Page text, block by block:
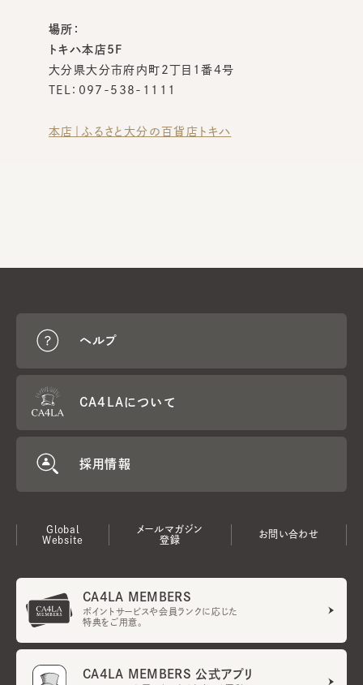
場所：
トキハ本店5F
大分県大分市府内町2丁目1番4号
TEL：097-538-1111
本店｜ふるさと大分の百貨店トキハ
ヘルプ
CA4LAについて
採用情報
Global
Website
メールマガジン
登録
お問い合わせ
CA4LA MEMBERS
ポイントサービスや会員ランクに応じた
特典をご用意。
CA4LA MEMBERS 公式アプリ